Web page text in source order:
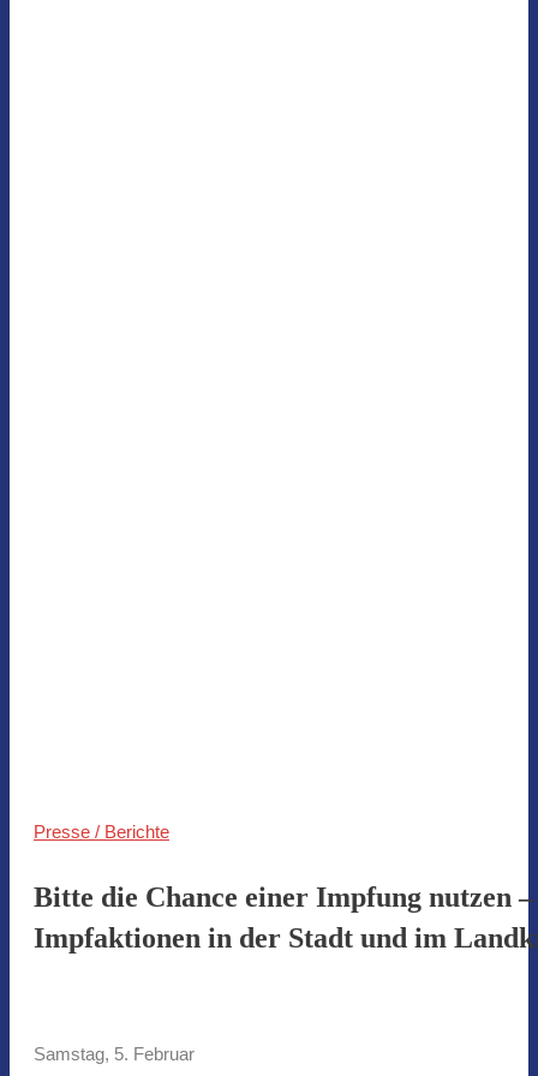
Presse / Berichte
Bitte die Chance einer Impfung nutzen
Impfaktionen in der Stadt und im
Samstag, 5. Februar